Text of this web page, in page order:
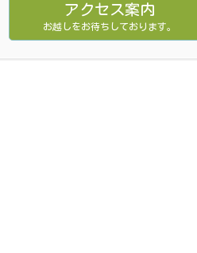
アクセス案内
お越しをお待ちしております。